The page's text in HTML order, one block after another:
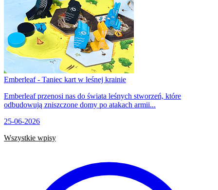
Emberleaf - Taniec kart w leśnej krainie
Emberleaf przenosi nas do świata leśnych stworzeń, które
odbudowują zniszczone domy po atakach armii...
25-06-2026
Wszystkie wpisy